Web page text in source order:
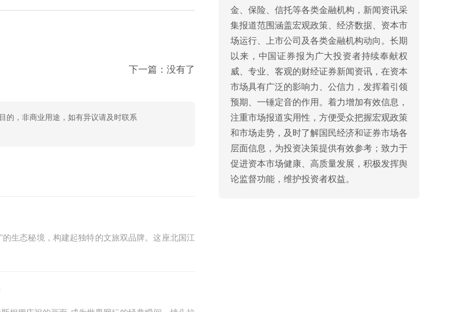
下一篇：没有了
的，非商业用途，如有异议请及时联系
生态秘境，构建起独特的文旅双品牌。这座北国江
金、保险、信托等各类金融机构，新闻资讯采
集报道范围涵盖宏观政策、经济数据、资本市
场运行、上市公司及各类金融机构动向。长期
以来，中国证券报为广大投资者持续奉献权
威、专业、客观的财经证券新闻资讯，在资本
市场具有广泛的影响力、公信力，发挥着引领
预期、一锤定音的作用。着力增加有效信息，
注重市场报道实用性，方便受众把握宏观政策
和市场走势，及时了解国民经济和证券市场各
层面信息，为投资决策提供有效参考；致力于
促进资本市场健康、高质量发展，积极发挥舆
论监督功能，维护投资者权益。